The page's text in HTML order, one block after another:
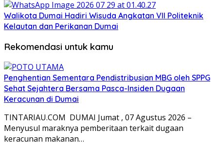
Walikota Dumai Hadiri Wisuda Angkatan VII Politeknik
Kelautan dan Perikanan Dumai
Rekomendasi untuk kamu
Penghentian Sementara Pendistribusian MBG oleh SPPG
Sehat Sejahtera Bersama Pasca-Insiden Dugaan
Keracunan di Dumai
TINTARIAU.COM DUMAI Jumat , 07 Agustus 2026 –
Menyusul maraknya pemberitaan terkait dugaan
keracunan makanan…